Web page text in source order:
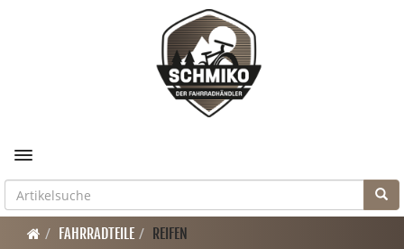
Toggle navigation
FAHRRADTEILE REIFEN